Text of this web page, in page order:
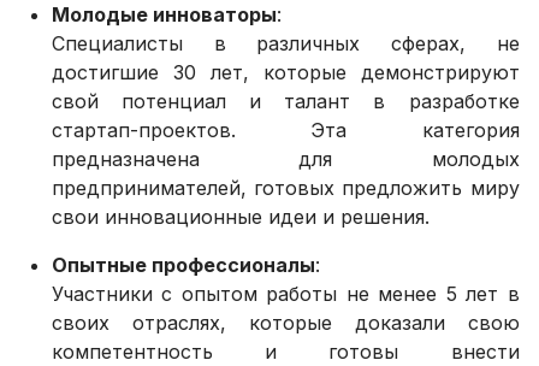
Молодые инноваторы:
Специалисты в различных сферах, не
достигшие 30 лет, которые демонстрируют
свой потенциал и талант в разработке
стартап-проектов. Эта категория
предназначена для молодых
предпринимателей, готовых предложить миру
свои инновационные идеи и решения.
Опытные профессионалы:
Участники с опытом работы не менее 5 лет в
своих отраслях, которые доказали свою
компетентность и готовы внести